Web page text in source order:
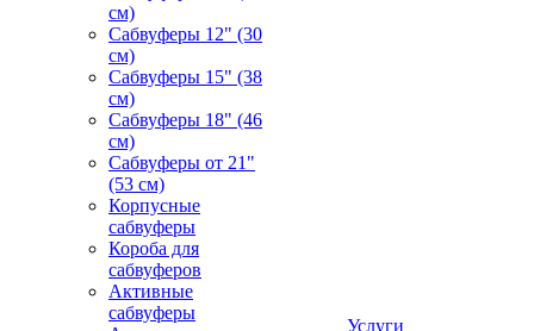
см)
Сабвуферы 12" (30
см)
Сабвуферы 15" (38
см)
Сабвуферы 18" (46
см)
Сабвуферы от 21"
(53 см)
Корпусные
сабвуферы
Короба для
сабвуферов
Активные
сабвуферы
Услуги